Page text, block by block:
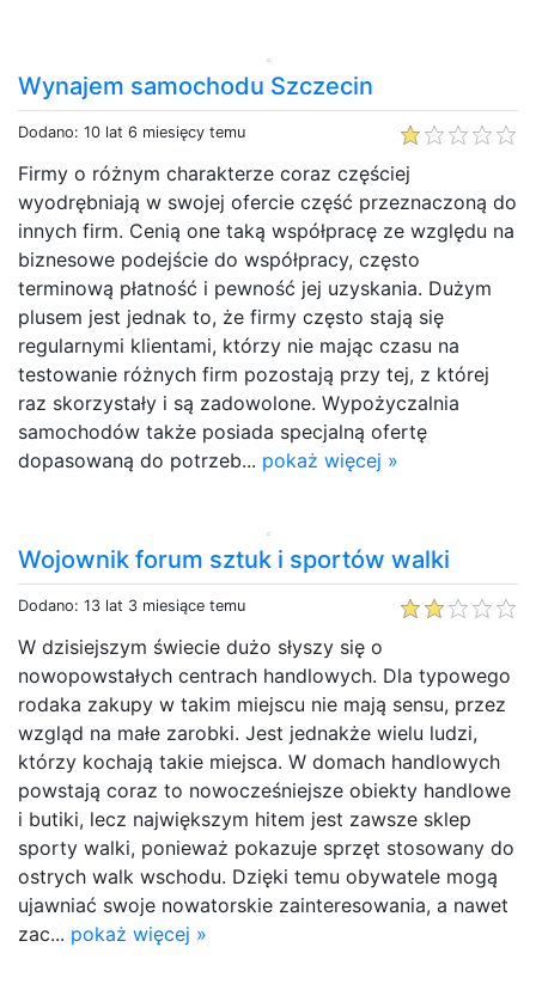
Wynajem samochodu Szczecin
Dodano: 10 lat 6 miesięcy temu
Firmy o różnym charakterze coraz częściej
wyodrębniają w swojej ofercie część przeznaczoną do
innych firm. Cenią one taką współpracę ze względu na
biznesowe podejście do współpracy, często
terminową płatność i pewność jej uzyskania. Dużym
plusem jest jednak to, że firmy często stają się
regularnymi klientami, którzy nie mając czasu na
testowanie różnych firm pozostają przy tej, z której
raz skorzystały i są zadowolone. Wypożyczalnia
samochodów także posiada specjalną ofertę
dopasowaną do potrzeb... pokaż więcej »
Wojownik forum sztuk i sportów walki
Dodano: 13 lat 3 miesiące temu
W dzisiejszym świecie dużo słyszy się o
nowopowstałych centrach handlowych. Dla typowego
rodaka zakupy w takim miejscu nie mają sensu, przez
wzgląd na małe zarobki. Jest jednakże wielu ludzi,
którzy kochają takie miejsca. W domach handlowych
powstają coraz to nowocześniejsze obiekty handlowe
i butiki, lecz największym hitem jest zawsze sklep
sporty walki, ponieważ pokazuje sprzęt stosowany do
ostrych walk wschodu. Dzięki temu obywatele mogą
ujawniać swoje nowatorskie zainteresowania, a nawet
zac... pokaż więcej »